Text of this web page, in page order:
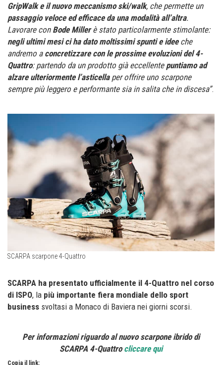
GripWalk e il nuovo meccanismo ski/walk, che permette un
passaggio veloce ed efficace da una modalità all’altra.
Lavorare con Bode Millerè stato particolarmente stimolante:
negli ultimi mesi ci ha dato moltissimi spunti e ideeche
andremo a concretizzare con le prossime evoluzioni del 4-
Quattro: partendo da un prodotto già eccellente puntiamo ad
alzare ulteriormente l’asticellaper offrire uno scarpone
sempre più leggero e performante sia in salita che in discesa”.
SCARPA scarpone 4-Quattro
SCARPA ha presentato ufficialmente il 4-Quattro nel corso
di ISPO, la più importante fiera mondiale dello sport
business svoltasi a Monaco di Baviera nei giorni scorsi.
Per informazioni riguardo al nuovo scarpone ibrido di
SCARPA 4-Quattrocliccare qui
Copia il link: